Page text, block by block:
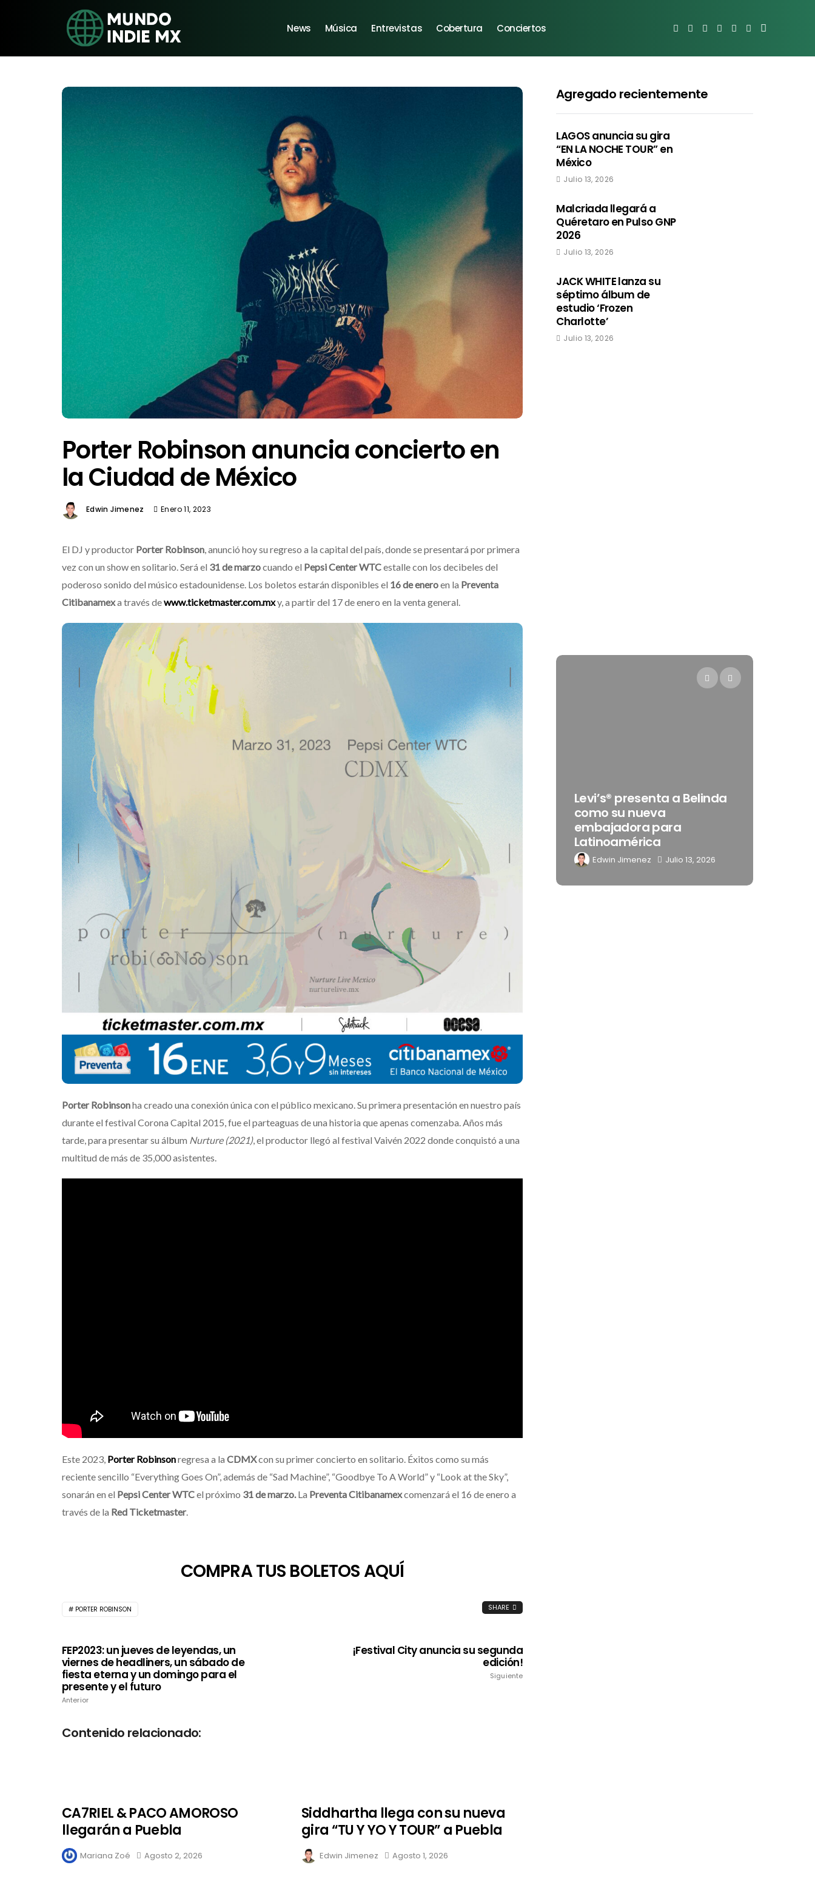
News Música Entrevistas Cobertura Conciertos
Porter Robinson anuncia concierto en
la Ciudad de México
Edwin Jimenez Enero 11, 2023
El DJ y productor Porter Robinson, anunció hoy su regreso a la capital del país, donde se presentará por primera
vez con un show en solitario. Será el 31 de marzocuando el Pepsi Center WTCestalle con los decibeles del
poderoso sonido del músico estadounidense. Los boletos estarán disponibles el 16 de eneroen la Preventa
Citibanamexa través dewww.ticketmaster.com.mxy, a partir del 17 de enero en la venta general.
Porter Robinsonha creado una conexión única con el público mexicano. Su primera presentación en nuestro país
durante el festival Corona Capital 2015, fue el parteaguas de una historia que apenas comenzaba. Años más
tarde, para presentar su álbum Nurture (2021), el productor llegó al festival Vaivén 2022 donde conquistó a una
multitud de más de 35,000 asistentes.
Este 2023, Porter Robinsonregresa a la CDMXcon su primer concierto en solitario. Éxitos como su más
reciente sencillo “Everything Goes On”, además de “Sad Machine”, “Goodbye To A World” y “Look at the Sky”,
sonarán en el Pepsi Center WTCel próximo 31 de marzo. La Preventa Citibanamexcomenzará el 16 de enero a
través de la Red Ticketmaster.
COMPRA TUS BOLETOS AQUÍ
PORTER ROBINSON SHARE
FEP2023: un jueves de leyendas, un
viernes de headliners, un sábado de
fiesta eterna y un domingo para el
presente y el futuro
Anterior
¡Festival City anuncia su segunda
edición!
Siguiente
Contenido relacionado:
CA7RIEL & PACO AMOROSO
llegarán a Puebla
Mariana Zoé Agosto 2, 2026
Siddhartha llega con su nueva
gira “TU Y YO Y TOUR” a Puebla
Edwin Jimenez Agosto 1, 2026
Agregado recientemente
LAGOS anuncia su gira
“EN LA NOCHE TOUR” en
México
Julio 13, 2026
Malcriada llegará a
Quéretaro en Pulso GNP
2026
Julio 13, 2026
JACK WHITE lanza su
séptimo álbum de
estudio ‘Frozen
Charlotte’
Julio 13, 2026
Suki Waterhouse estrena
su nuevo álbum
“Loveland”
Julio 13, 2026
Levi’s® presenta a Belinda
como su nueva
embajadora para
Latinoamérica
Edwin Jimenez Julio 13, 2026
gran celebración sonora
que transformará las
noches de Boca del Río y
Mérida
Edwin Jimenez